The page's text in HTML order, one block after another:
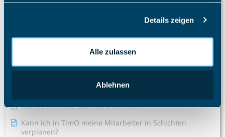
Details zeigen
Alle zulassen
Ablehnen
Wie ändere ich die Rolle eines Mitarbeiters?
Zeiterfassung
Ein neues Projekt erstellen
Gibt es im TimO auch eine AI-Hilfe?
Kann ich in TimO meine Mitarbeiter in Schichten
verplanen?